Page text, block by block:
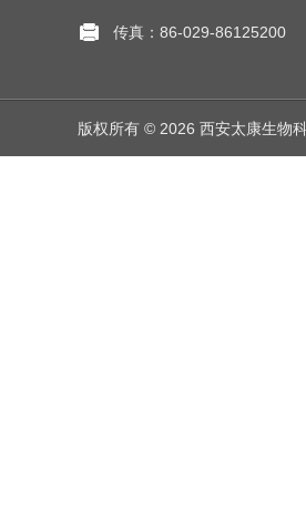
传真：86-029-86125200
版权所有 © 2026 西安太康生